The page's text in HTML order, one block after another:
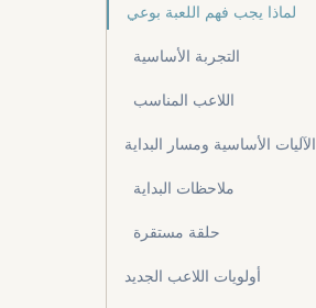
لماذا يجب فهم اللعبة بوعي
التجربة الأساسية
اللاعب المناسب
الآليات الأساسية ومسار البداية
ملاحظات البداية
حلقة مستقرة
أولويات اللاعب الجديد